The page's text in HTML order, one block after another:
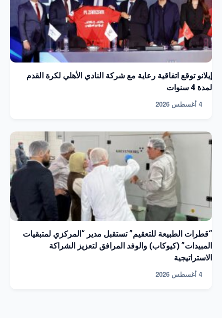
إيلانو توقع اتفاقية رعاية مع شركة النادي الأهلي لكرة القدم
لمدة 4 سنوات
4 أغسطس 2026
“قطرات الطبيعة للتعقيم” تستقبل مدير “المركزي لمتبقيات
المبيدات” (كيوكاب) والوفد المرافق لتعزيز الشراكة
الاستراتيجية
4 أغسطس 2026